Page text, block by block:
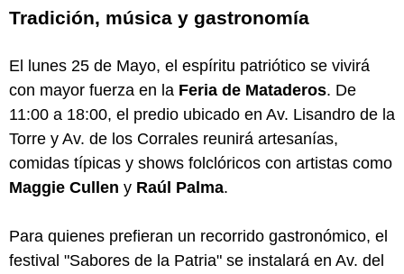
Tradición, música y gastronomía
El lunes 25 de Mayo, el espíritu patriótico se vivirá
con mayor fuerza en la Feria de Mataderos. De
11:00 a 18:00, el predio ubicado en Av. Lisandro de la
Torre y Av. de los Corrales reunirá artesanías,
comidas típicas y shows folclóricos con artistas como
Maggie Cullen y Raúl Palma.
Para quienes prefieran un recorrido gastronómico, el
festival "Sabores de la Patria" se instalará en Av. del